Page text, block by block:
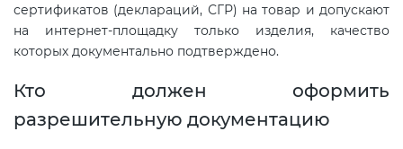
сертификатов (деклараций, СГР) на товар и допускают
на интернет-площадку только изделия, качество
которых документально подтверждено.
Кто должен оформить
разрешительную документацию